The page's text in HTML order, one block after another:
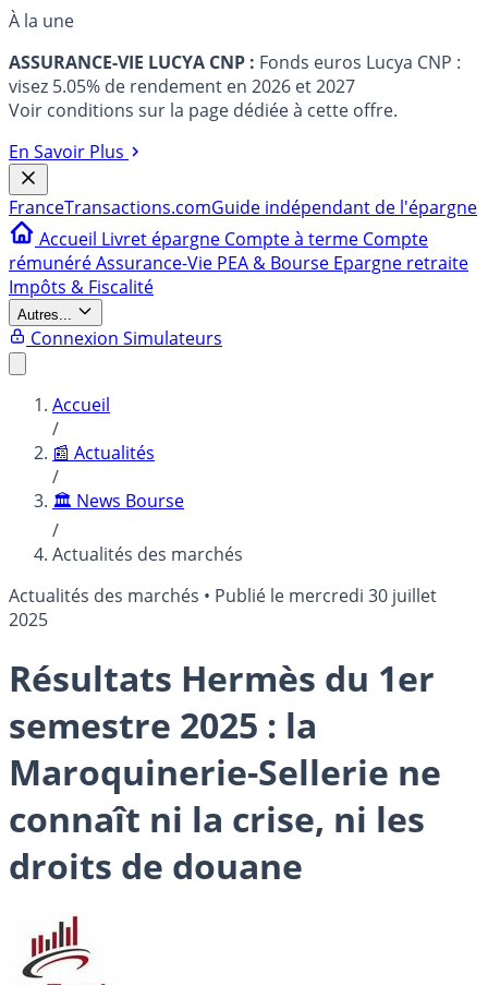
À la une
ASSURANCE-VIE LUCYA CNP : Fonds euros Lucya CNP :
visez 5.05% de rendement en 2026 et 2027
Voir conditions sur la page dédiée à cette offre.
En Savoir Plus
FranceTransactions.comGuide indépendant de l'épargne
Accueil Livret épargne Compte à terme Compte
rémunéréAssurance-Vie PEA & Bourse Epargne retraite
Impôts & Fiscalité
Autres...
Connexion Simulateurs
Accueil
/
📰 Actualités
/
🏛️ News Bourse
/
Actualités des marchés
Actualités des marchés • Publié le mercredi 30 juillet
2025
Résultats Hermès du 1er
semestre 2025 : la
Maroquinerie-Sellerie ne
connaît ni la crise, ni les
droits de douane